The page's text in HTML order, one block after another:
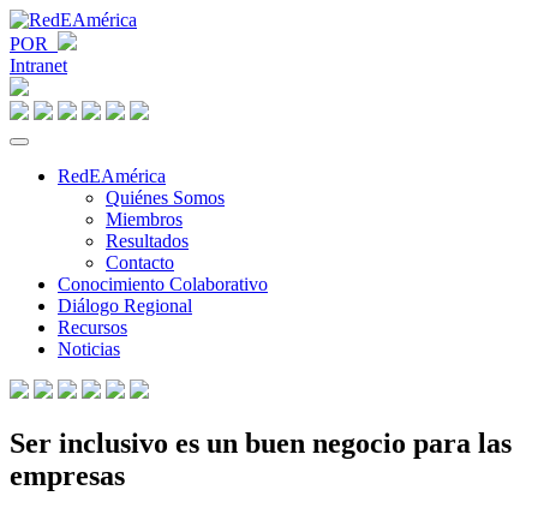
POR
Intranet
RedEAmérica
Quiénes Somos
Miembros
Resultados
Contacto
Conocimiento Colaborativo
Diálogo Regional
Recursos
Noticias
Ser inclusivo es un buen negocio para las
empresas